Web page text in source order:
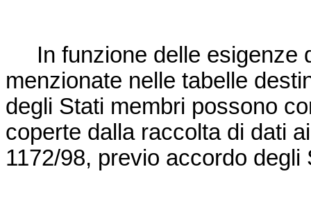
In funzione delle esigenze
menzionate nelle tabelle
degli Stati membri possono
coperte dalla raccolta di dati
1172/98, previo accordo degli